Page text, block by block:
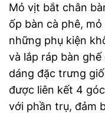
Mỏ vịt bắt chân
ốp bàn cà phê,
những phụ kiện
và lắp ráp bàn
dáng đặc trưng
được liên kết 4
với phần trụ, đảm